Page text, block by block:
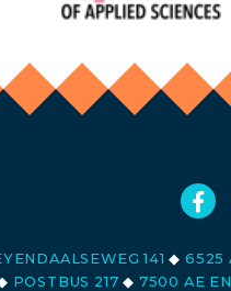
141◆ 6525
POSTBUS 217◆ 7500 AE